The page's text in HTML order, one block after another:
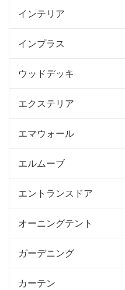
インテリア
インプラス
ウッドデッキ
エクステリア
エマウォール
エルムーブ
エントランスドア
オーニングテント
ガーデニング
カーテン